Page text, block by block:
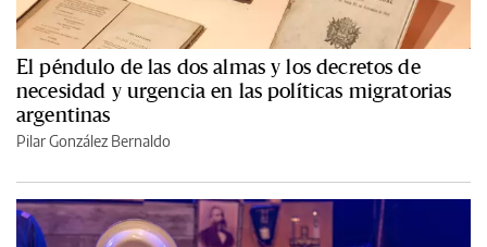
El péndulo de las dos almas y los decretos de
necesidad y urgencia en las políticas migratorias
argentinas
Pilar González Bernaldo